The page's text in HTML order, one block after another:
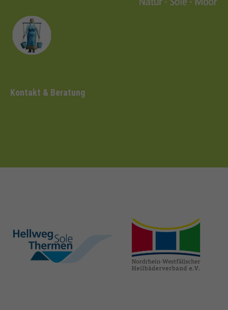
Kontakt & Beratung
hellweg-sole-
thermen.de
heilbaeder.de